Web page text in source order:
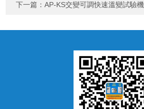
下一篇：AP-KS交變可調快速溫變試驗機